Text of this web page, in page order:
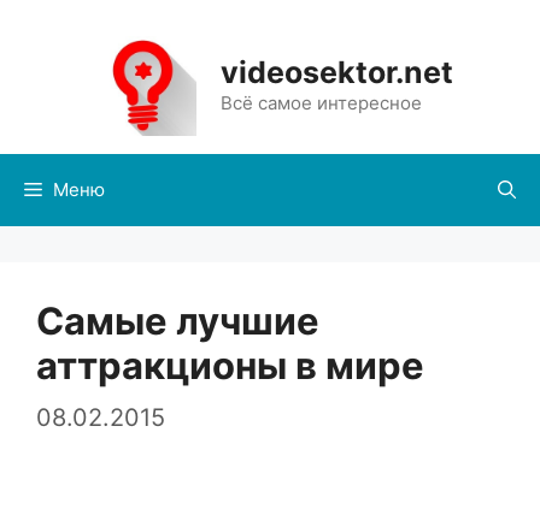
содержимому
videosektor.net
Всё самое интересное
Меню
Самые лучшие
аттракционы в мире
08.02.2015